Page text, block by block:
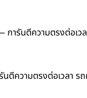
การันตีความตรงต่อเว
ตีความตรงต่อเวลา